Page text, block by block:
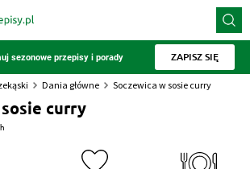
sezonowe przepisy i porady ZAPISZ SIĘ
Dania główne Soczewica w sosie curry
curry